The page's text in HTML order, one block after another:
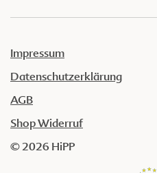
Impressum
Datenschutzerklärung
AGB
Shop Widerruf
© 2026 HiPP